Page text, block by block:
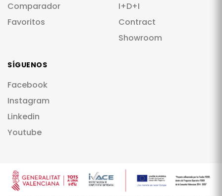
Comparador
Favoritos
I+D+I
Contract
Showroom
SÍGUENOS
Facebook
Instagram
Linkedin
Youtube